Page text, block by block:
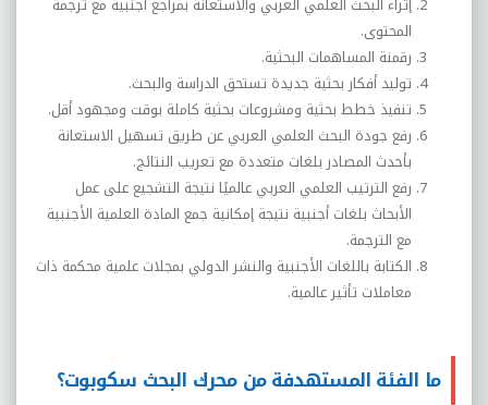
المحتوى.
رقمنة المساهمات البحثية.
توليد أفكار بحثية جديدة تستحق الدراسة والبحث.
تنفيذ خطط بحثية ومشروعات بحثية كاملة بوقت ومجهود أقل.
رفع جودة البحث العلمي العربي عن طريق تسهيل الاستعانة
بأحدث المصادر بلغات متعددة مع تعريب النتائج.
رفع الترتيب العلمي العربي عالميًا نتيجة التشجيع على عمل
الأبحاث بلغات أجنبية نتيجة إمكانية جمع المادة العلمية الأجنبية
مع الترجمة.
الكتابة باللغات الأجنبية والنشر الدولي بمجلات علمية محكمة ذات
معاملات تأثير عالمية.
ما الفئة المستهدفة من محرك البحث سكوبوت؟